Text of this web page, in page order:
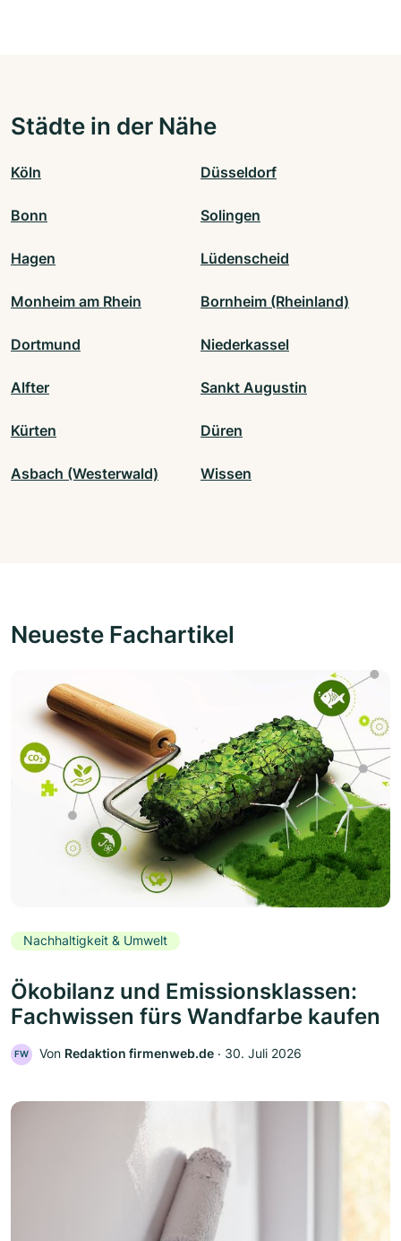
Städte in der Nähe
Köln Düsseldorf
Bonn Solingen
Hagen Lüdenscheid
Monheim am Rhein Bornheim (Rheinland)
Dortmund Niederkassel
Alfter Sankt Augustin
Kürten Düren
Asbach (Westerwald) Wissen
Neueste Fachartikel
Nachhaltigkeit & Umwelt
Ökobilanz und Emissionsklassen:
Fachwissen fürs Wandfarbe kaufen
FW Von Redaktion firmenweb.de ‧ 30. Juli 2026